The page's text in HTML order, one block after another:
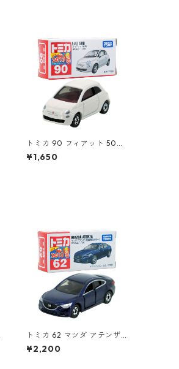
トミカ 90 フィアット 500
#10471011
¥1,650
トミカ 62 マツダ アテンザ
（初回特別カラー）#10474
715
¥2,200